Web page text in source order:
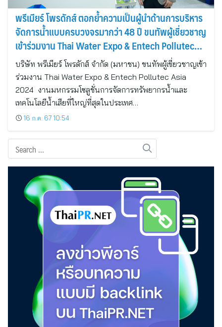
พรีเมียร์ โพรดักส์ ตอกย้ำความเป็นผู้นำด้านการบริหาร
จัดการน้ำแบบครบวงจรมากว่า 48 ปี ขนทัพผู้เชี่ยวชาญ
เข้าร่วมงาน Thai Water Expo & Entech Pollutec
Asia 2024
บริษัท พรีเมียร์ โพรดักส์ จำกัด (มหาชน) ขนทัพผู้เชี่ยวชาญเข้า
ร่วมงาน Thai Water Expo & Entech Pollutec Asia
2024 งานมหกรรมโซลูชั่นการจัดการทรัพยากรน้ำและ
เทคโนโลยีน้ำเสียที่ใหญ่ที่สุดในประเทศ…
16 ก.ค. 67 10:54